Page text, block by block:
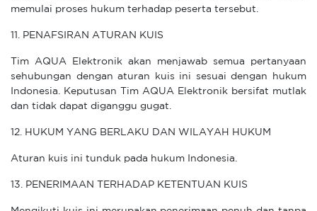
memulai proses hukum terhadap peserta tersebut.
11. PENAFSIRAN ATURAN KUIS
Tim AQUA Elektronik akan menjawab semua pertanyaan
sehubungan dengan aturan kuis ini sesuai dengan hukum
Indonesia. Keputusan Tim AQUA Elektronik bersifat mutlak
dan tidak dapat diganggu gugat.
12. HUKUM YANG BERLAKU DAN WILAYAH HUKUM
Aturan kuis ini tunduk pada hukum Indonesia.
13. PENERIMAAN TERHADAP KETENTUAN KUIS